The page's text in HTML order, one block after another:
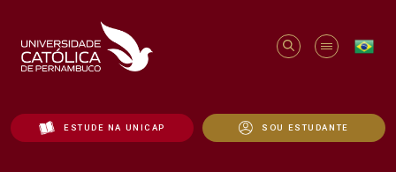
ESTUDE NA UNICAP SOU ESTUDANTE